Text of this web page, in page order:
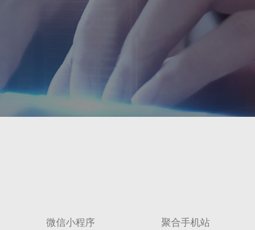
微信小程序 聚合手机站